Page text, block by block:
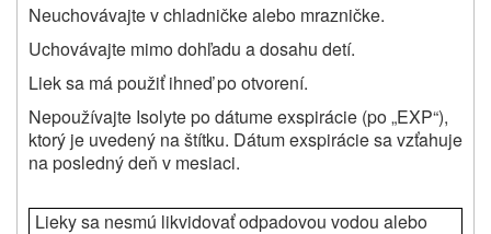
Neuchovávajte v chladničke alebo mrazničke.
Uchovávajte mimo dohľadu a dosahu detí.
Liek sa má použiť ihneď po otvorení.
Nepoužívajte Isolyte po dátume exspirácie (po „EXP“),
ktorý je uvedený na štítku. Dátum exspirácie sa vzťahuje
na posledný deň v mesiaci.
Lieky sa nesmú likvidovať odpadovou vodou alebo